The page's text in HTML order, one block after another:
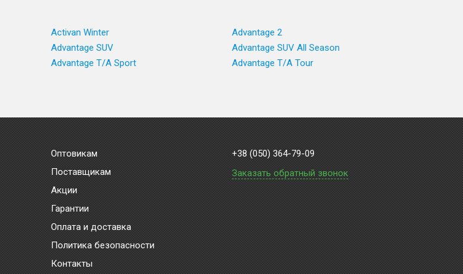
Activan Winter
Advantage 2
Advantage SUV
Advantage SUV All Season
Advantage T/A Sport Advantage T/A Tour
Оптовикам
Поставщикам
Акции
Гарантии
Оплата и доставка
Политика безопасности
Контакты
+38 (050) 364-79-09
Заказать обратный звонок